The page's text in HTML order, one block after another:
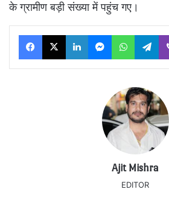
के ग्रामीण बड़ी संख्या में पहुंच गए।
Facebook
X LinkedInMessenger
Ajit Mishra
EDITOR